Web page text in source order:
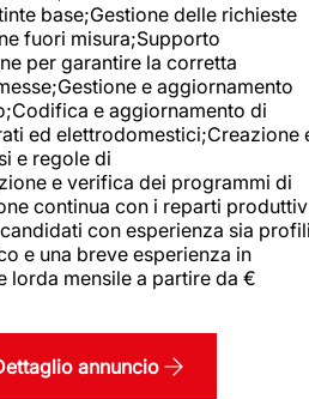
base;Gestione delle richieste
fuori misura;Supporto
per garantire la corretta
e aggiornamento
e aggiornamento di
ed elettrodomestici;Creazione
e regole di
e verifica dei programmi di
continua con i reparti
con esperienza sia
e una breve esperienza in
lorda mensile a partire da €
annuncio